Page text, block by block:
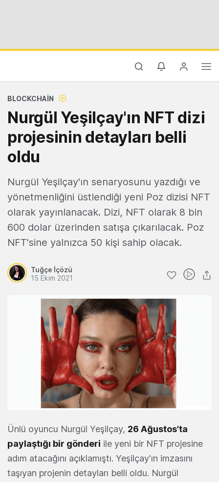
BLOCKCHAIN
Nurgül Yeşilçay'ın NFT dizi
projesinin detayları belli
oldu
Nurgül Yeşilçay'ın senaryosunu yazdığı ve
yönetmenliğini üstlendiği yeni Poz dizisi NFT
olarak yayınlanacak. Dizi, NFT olarak 8 bin
600 dolar üzerinden satışa çıkarılacak. Poz
NFT'sine yalnızca 50 kişi sahip olacak.
Tuğçe İçözü
15 Ekim 2021
Ünlü oyuncu Nurgül Yeşilçay, 26 Ağustos'ta
paylaştığı bir gönderi ile yeni bir NFT projesine
adım atacağını açıklamıştı. Yeşilçay'ın imzasını
taşıyan projenin detayları belli oldu. Nurgül